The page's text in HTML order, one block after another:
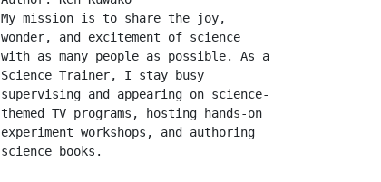
My mission is to share the joy,
wonder, and excitement of science
with as many people as possible. As a
Science Trainer, I stay busy
supervising and appearing on science-
themed TV programs, hosting hands-on
experiment workshops, and authoring
science books.